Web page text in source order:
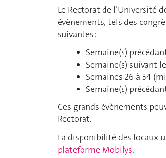
Le Rectorat de l’Université
évènements, tels des
suivantes :
Semaine(s)
Semaine(s) suivant
Semaines 26 à 34
Semaine(s)
Ces grands évènements
Rectorat.
La disponibilité des locaux
plateforme Mobilys.